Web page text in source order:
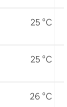
25 °C
25 °C
26 °C